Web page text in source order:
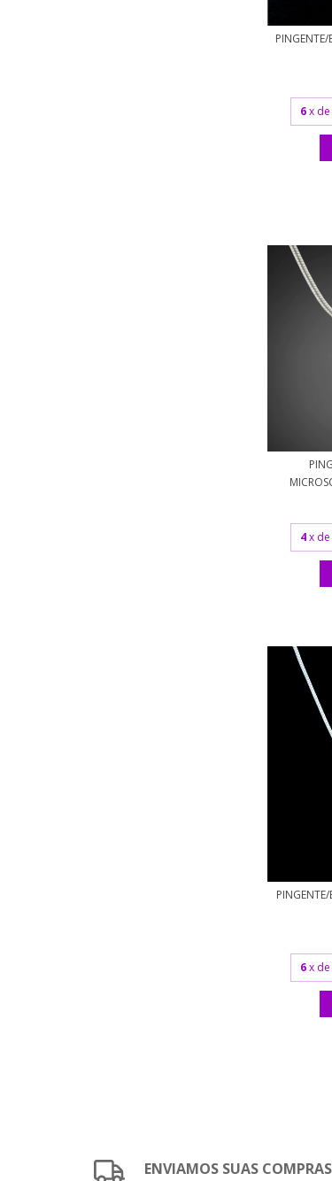
6x de
4x de
PINGENTE/
6x de
ENVIAMOS SUAS COMPRAS